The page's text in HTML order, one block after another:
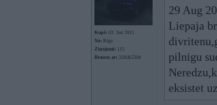
Kopš: 03. Jun 2011
No: Rīga
Ziņojumi: 115
Braucu ar: 328i&530d
29 Aug
Liepaja
pilnigu
eksistet